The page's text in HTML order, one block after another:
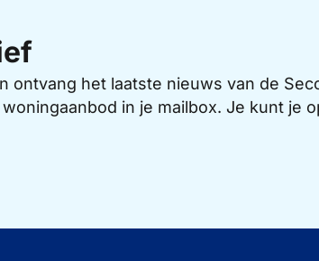
ontvang het laatste nieuws van de
in je mailbox. Je kunt je